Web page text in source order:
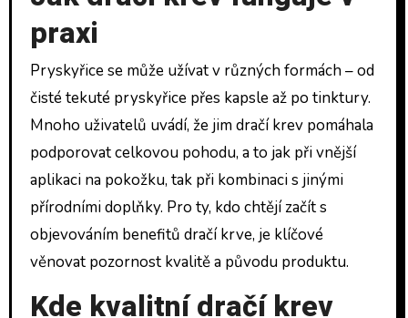
praxi
Pryskyřice se může užívat v různých formách – od
čisté tekuté pryskyřice přes kapsle až po tinktury.
Mnoho uživatelů uvádí, že jim dračí krev pomáhala
podporovat celkovou pohodu, a to jak při vnější
aplikaci na pokožku, tak při kombinaci s jinými
přírodními doplňky. Pro ty, kdo chtějí začít s
objevováním benefitů dračí krve, je klíčové
věnovat pozornost kvalitě a původu produktu.
Kde kvalitní dračí krev